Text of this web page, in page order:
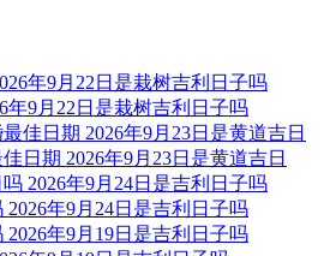
西 时沖丁酉 元武 不遇 路空 三合
祭祀 祈福 斋醮 开光
南 时沖戊戍 司命 右弼 凤
酬神 修造 赴任 见贵 求财 出行 嫁娶
年9月22日是栽树吉利日子吗
日期 2026年9月23日是黄道吉日
年9月24日是吉利日子吗